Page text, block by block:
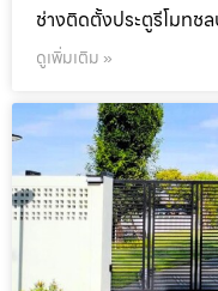
ช่างติดตั้งประตูรีโมทชล
ดูเพิ่มเติม »